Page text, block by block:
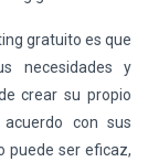
gratuito es que
necesidades y
crear su propio
con sus
puede ser eficaz,